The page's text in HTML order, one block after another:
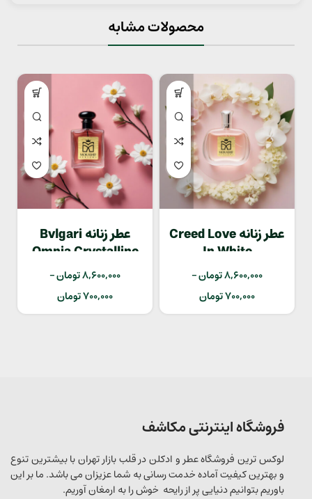
محصولات مشابه
عطر زنانه Creed Love
In White
8,600,000تومان–
700,000تومان
عطر زنانه Bvlgari
Omnia Crystalline
8,600,000تومان–
700,000تومان
فروشگاه اینترنتی مکاشف
لوکس ترین فروشگاه عطر و ادکلن در قلب بازار تهران با بیشترین تنوع
و بهترین کیفیت آماده خدمت رسانی به شما عزیزان می باشد. ما بر این
باوریم بتوانیم دنیایی پر از رایحه خوش را به ارمغان آوریم.